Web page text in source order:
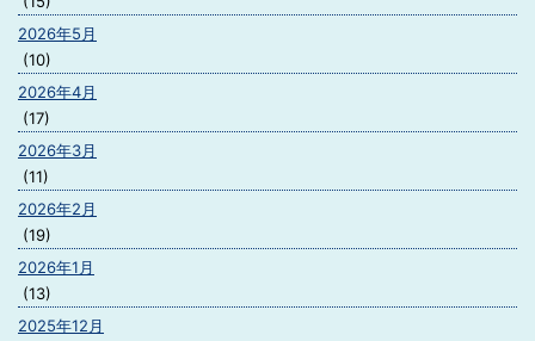
2026年5月
(10)
2026年4月
(17)
2026年3月
(11)
2026年2月
(19)
2026年1月
(13)
2025年12月